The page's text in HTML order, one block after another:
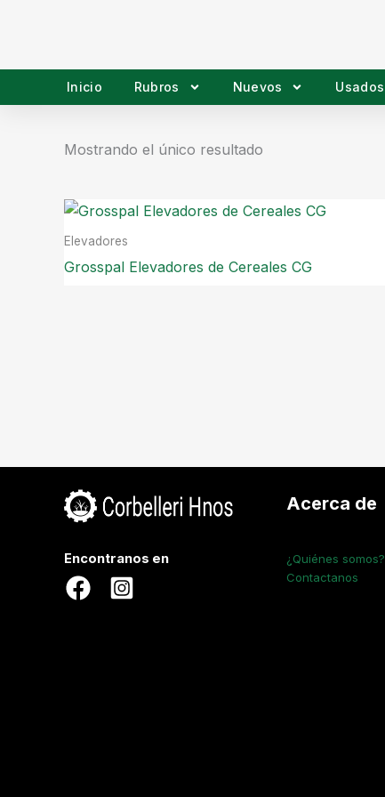
Inicio Rubros Nuevos Usados
Mostrando el único resultado
Elevadores
Grosspal Elevadores de Cereales CG
Encontranos en
Acerca de
¿Quiénes somos?
Contactanos